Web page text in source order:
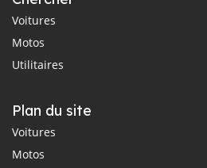
Voitures
Motos
Utilitaires
Plan du site
Voitures
Motos